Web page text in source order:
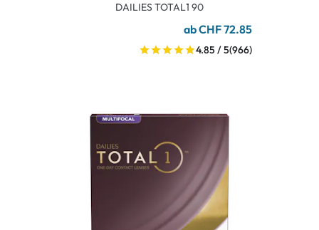
DAILIES TOTAL1 90
ab CHF 72.85
4.85 / 5(966)